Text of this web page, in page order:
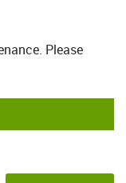
Please